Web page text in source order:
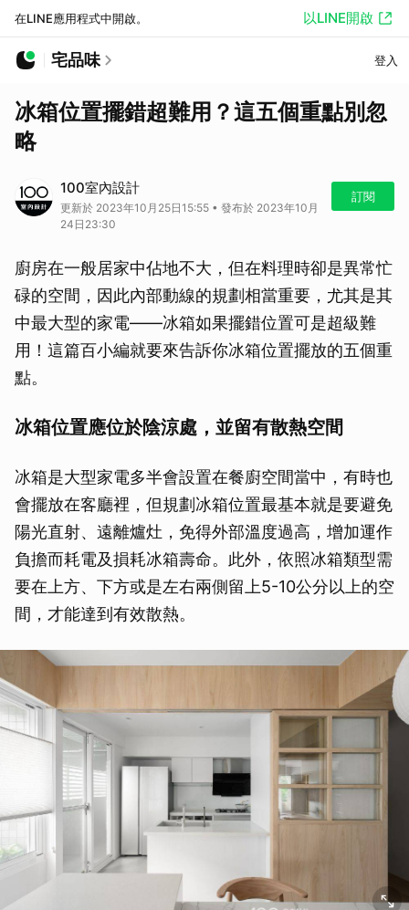
在LINE應用程式中開啟。 以LINE開啟
宅品味 登入
冰箱位置擺錯超難用？這五個重點別忽
略
100室內設計
更新於 2023年10月25日15:55 • 發布於 2023年10月
24日23:30
訂閱
廚房在一般居家中佔地不大，但在料理時卻是異常忙
碌的空間，因此內部動線的規劃相當重要，尤其是其
中最大型的家電——冰箱如果擺錯位置可是超級難
用！這篇百小編就要來告訴你冰箱位置擺放的五個重
點。
冰箱位置應位於陰涼處，並留有散熱空間
冰箱是大型家電多半會設置在餐廚空間當中，有時也
會擺放在客廳裡，但規劃冰箱位置最基本就是要避免
陽光直射、遠離爐灶，免得外部溫度過高，增加運作
負擔而耗電及損耗冰箱壽命。此外，依照冰箱類型需
要在上方、下方或是左右兩側留上5-10公分以上的空
間，才能達到有效散熱。